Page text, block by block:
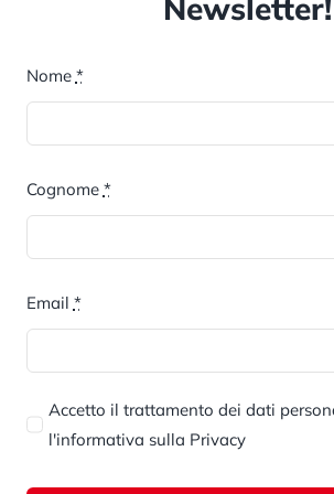
e resilienza relativi alla
organizzativi 231 –
rendicontarela parità di
nei posti di lavoro
aziendale e di riduzione dei
Newsletter!
Nome *
Cognome *
Email *
Accetto il trattamento dei dati
l'informativa sulla Privacy